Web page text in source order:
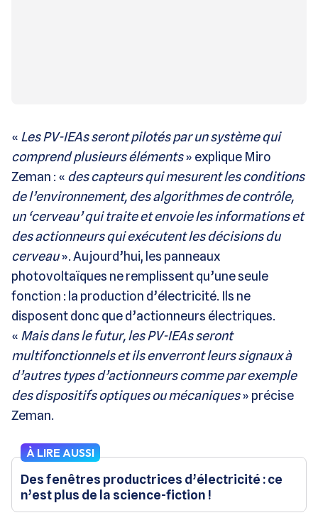
« Les PV-IEAs seront pilotés par un système qui
comprend plusieurs éléments» explique Miro
Zeman : « des capteurs qui mesurent les conditions
de l’environnement, des algorithmes de contrôle,
un ‘cerveau’ qui traite et envoie les informations et
des actionneurs qui exécutent les décisions du
cerveau». Aujourd’hui, les panneaux
photovoltaïques ne remplissent qu’une seule
fonction : la production d’électricité. Ils ne
disposent donc que d’actionneurs électriques.
« Mais dans le futur, les PV-IEAs seront
multifonctionnels et ils enverront leurs signaux à
d’autres types d’actionneurs comme par exemple
des dispositifs optiques ou mécaniques» précise
Zeman.
À LIRE AUSSI
Des fenêtres productrices d’électricité : ce
n’est plus de la science-fiction !